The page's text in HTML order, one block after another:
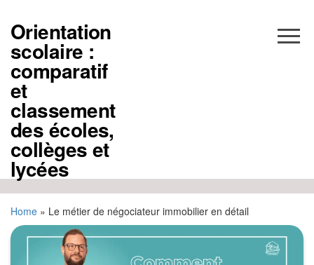
contenu
Orientation
scolaire :
comparatif
et
classement
des écoles,
collèges et
lycées
Home » Le métier de négociateur immobilier en détail